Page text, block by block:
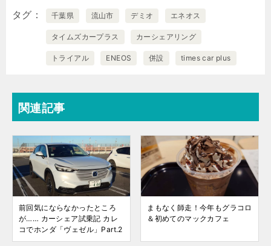
タグ 千葉県 流山市 デミオ エネオス
タイムズカープラス カーシェアリング
トライアル ENEOS 併設 times car plus
関連記事
前回気にならなかったところ
が…… カーシェア試乗記 カレ
コでホンダ「ヴェゼル」Part.2
まもなく師走！今年もグラコロ
＆初めてのマックカフェ